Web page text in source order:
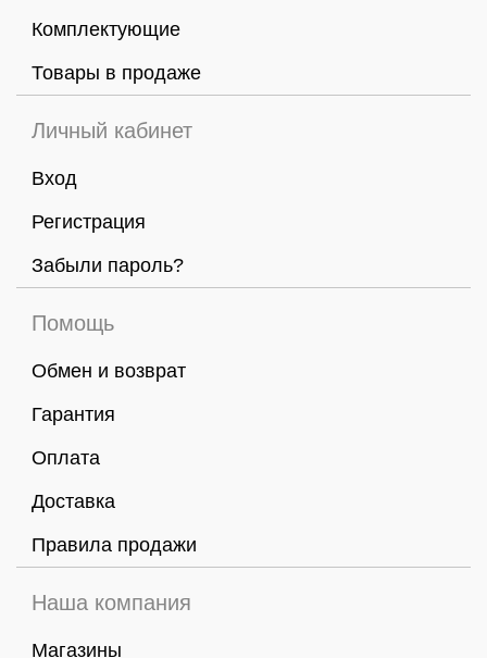
Комплектующие
Товары в продаже
Личный кабинет
Вход
Регистрация
Забыли пароль?
Помощь
Обмен и возврат
Гарантия
Оплата
Доставка
Правила продажи
Наша компания
Магазины